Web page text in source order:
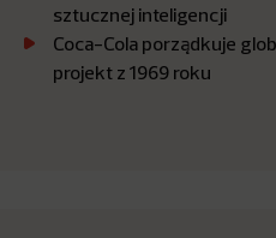
sztucznej inteligencji
Coca-Cola porządkuje
projekt z 1969 roku